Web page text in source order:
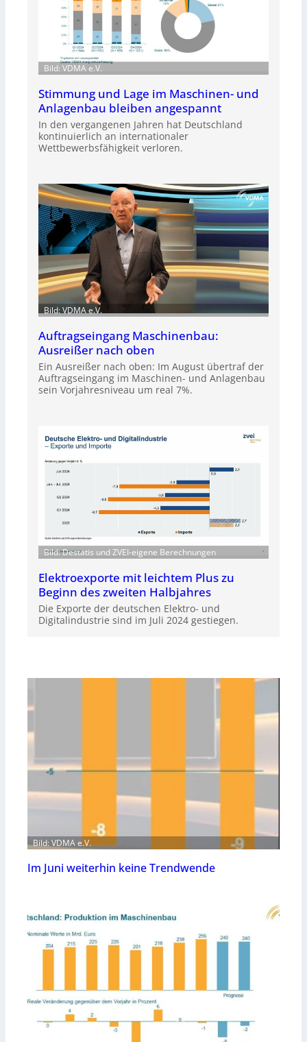
Bild: VDMA e.V.
Stimmung und Lage im Maschinen- und
Anlagenbau bleiben angespannt
In den vergangenen Jahren hat Deutschland
kontinuierlich an internationaler
Wettbewerbsfähigkeit verloren.
Bild: VDMA e.V.
Auftragseingang Maschinenbau:
Ausreißer nach oben
Ein Ausreißer nach oben: Im August übertraf der
Auftragseingang im Maschinen- und Anlagenbau
sein Vorjahresniveau um real 7%.
Bild: Destatis und ZVEI-eigene Berechnungen
Elektroexporte mit leichtem Plus zu
Beginn des zweiten Halbjahres
Die Exporte der deutschen Elektro- und
Digitalindustrie sind im Juli 2024 gestiegen.
Bild: VDMA e.V.
Im Juni weiterhin keine Trendwende